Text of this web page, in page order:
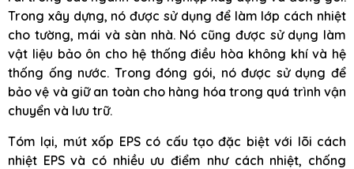
Trong xây dựng, nó được sử dụng để làm lớp cách nhiệt
cho tường, mái và sàn nhà. Nó cũng được sử dụng làm
vật liệu bảo ôn cho hệ thống điều hòa không khí và hệ
thống ống nước. Trong đóng gói, nó được sử dụng để
bảo vệ và giữ an toàn cho hàng hóa trong quá trình vận
chuyển và lưu trữ.
Tóm lại, mút xốp EPS có cấu tạo đặc biệt với lõi cách
nhiệt EPS và có nhiều ưu điểm như cách nhiệt, chống